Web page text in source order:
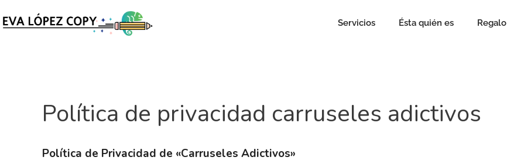
Servicios Ésta quién es Regalo
Política de privacidad carruseles adictivos
Política de Privacidad de «Carruseles Adictivos»